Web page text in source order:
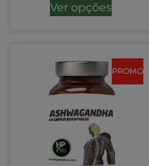
Ver opções
PROMO